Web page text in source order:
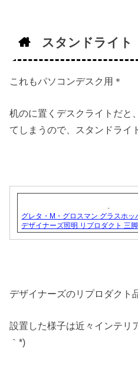
スタンドライト
これもパソコンデスク用＊
机のに置くデスクライトだと
てしまうので、スタンドライ
グレタ・M・グロスマン グラスホッ
デザイナーズ照明 リプロダクト 三
デザイナーズのリプロダクト
設置した様子は近々インテリ
｀*)